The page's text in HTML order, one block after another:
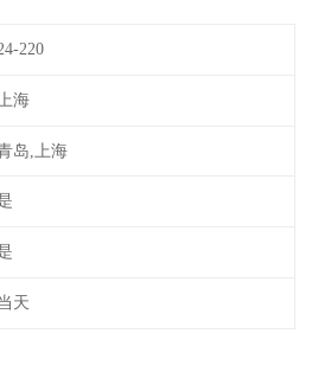
220
上海
岛,上海
天